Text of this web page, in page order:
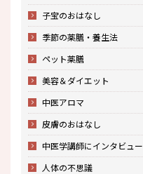
子宝のおはなし
季節の薬膳・養生法
ペット薬膳
美容＆ダイエット
中医アロマ
皮膚のおはなし
中医学講師にインタビュー
人体の不思議